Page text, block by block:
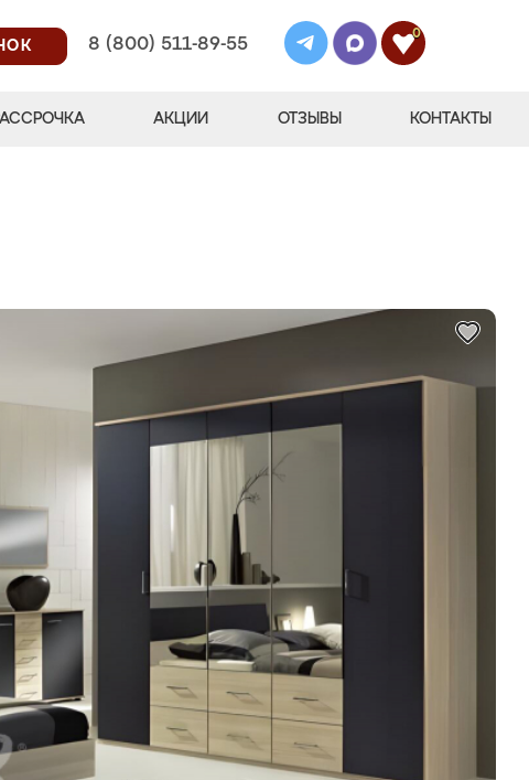
8 (800) 511-89-55
0
АКЦИИ ОТЗЫВЫ КОНТАКТЫ